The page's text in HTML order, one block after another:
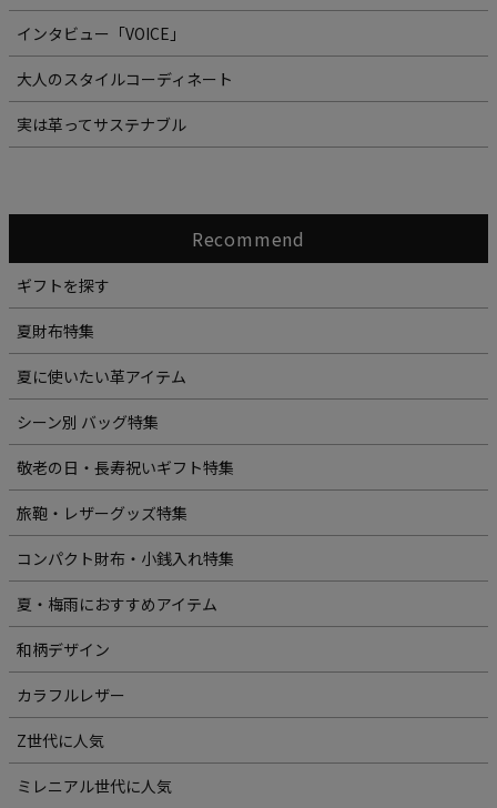
インタビュー「VOICE」
大人のスタイルコーディネート
実は革ってサステナブル
Recommend
ギフトを探す
夏財布特集
夏に使いたい革アイテム
シーン別 バッグ特集
敬老の日・長寿祝いギフト特集
旅鞄・レザーグッズ特集
コンパクト財布・小銭入れ特集
夏・梅雨におすすめアイテム
和柄デザイン
カラフルレザー
Z世代に人気
ミレニアル世代に人気